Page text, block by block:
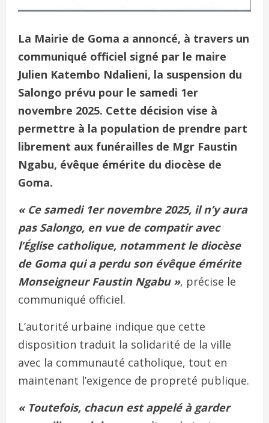
La Mairie de Goma a annoncé, à travers un
communiqué officiel signé par le maire
Julien Katembo Ndalieni, la suspension du
Salongo prévu pour le samedi 1er
novembre 2025. Cette décision vise à
permettre à la population de prendre part
librement aux funérailles de Mgr Faustin
Ngabu, évêque émérite du diocèse de
Goma.
« Ce samedi 1er novembre 2025, il n’y aura
pas Salongo, en vue de compatir avec
l’Église catholique, notamment le diocèse
de Goma qui a perdu son évêque émérite
Monseigneur Faustin Ngabu », précise le
communiqué officiel.
L’autorité urbaine indique que cette
disposition traduit la solidarité de la ville
avec la communauté catholique, tout en
maintenant l’exigence de propreté publique.
« Toutefois, chacun est appelé à garder